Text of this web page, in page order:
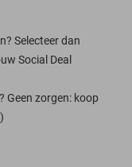
Selecteer dan
Social Deal
Geen zorgen: koop